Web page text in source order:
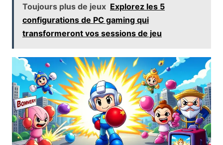
Toujours plus de jeux Explorez les 5
configurations de PC gaming qui
transformeront vos sessions de jeu